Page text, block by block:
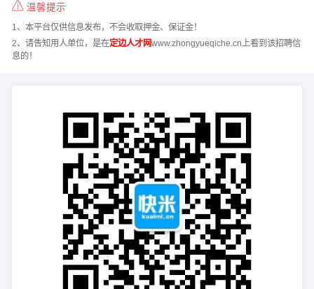
温馨提示
1、本平台仅供信息发布，不会收取押金、保证金！
2、请告知用人单位，是在定边人才网www.zhongyueqiche.cn上看到该招聘信
息的！